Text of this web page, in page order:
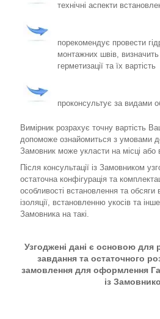
технічні аспекти
порекомендує провести
монтажних швів, визначить
герметизації та їх вартість
проконсультує за видами
Вимірник розрахує точну вартість
допоможе ознайомиться з умовами
Замовник може укласти на місці або
Після консультації із Замовником
остаточна конфігурація та
особливості встановлення та обсяги
ізоляції, встановленню укосів та
Замовника на такі.
Узгоджені дані є основою для
завдання та остаточного
замовлення для оформлення
із